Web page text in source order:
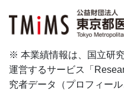
※ 本業績情報は、国立研
運営するサービス「
究者データ（プロフィー